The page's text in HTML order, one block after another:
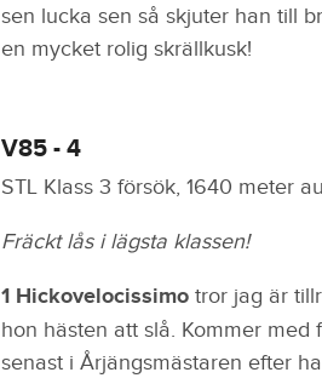
sen lucka sen så skjuter han till
en mycket rolig skrällkusk!
V85 - 4
STL Klass 3 försök, 1640 meter
Fräckt lås i lägsta klassen!
1 Hickovelocissimotror jag är
hon hästen att slå. Kommer
senast i Årjängsmästaren efter